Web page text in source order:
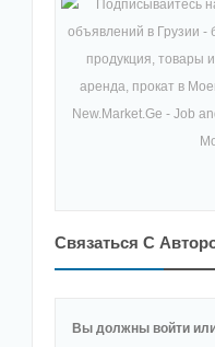
Связаться С
Вы должны войти